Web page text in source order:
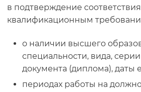
в подтверждение
квалификационным
о наличии высшего
специальности, вида,
документа (диплома), даты
периодах работы на